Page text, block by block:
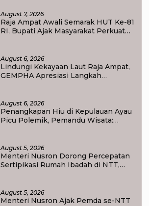
August 7, 2026
Raja Ampat Awali Semarak HUT Ke-81
RI, Bupati Ajak Masyarakat Perkuat
August 6, 2026
Lindungi Kekayaan Laut Raja Ampat,
GEMPHA Apresiasi Langkah
August 6, 2026
Penangkapan Hiu di Kepulauan Ayau
Picu Polemik, Pemandu Wisata:
August 5, 2026
Menteri Nusron Dorong Percepatan
Sertipikasi Rumah Ibadah di NTT,
August 5, 2026
Menteri Nusron Ajak Pemda se-NTT